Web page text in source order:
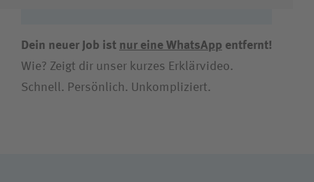
Dein neuer Job ist nur eine WhatsApp entfernt!
Wie? Zeigt dir unser kurzes Erklärvideo.
Schnell. Persönlich. Unkompliziert.